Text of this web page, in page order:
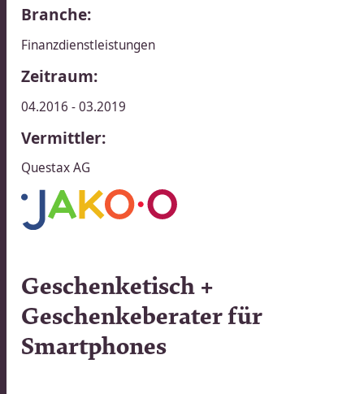
Branche:
Finanzdienstleistungen
Zeitraum:
04.2016 - 03.2019
Vermittler:
Questax AG​​​​‌ ‍ ​‍​‍‌‍ ‌ ​‍‌‍‍‌‌‍‌ ‌‍‍‌‌‍ ‍​‍​‍​ ‍‍​‍​‍‌ ​ ‌‍​‌‌‍ ‍‌‍‍‌‌ ‌​‌ ‍‌​‍ ‍‌‍‍‌‌‍ ​‍​‍​‍ ​​‍​‍‌‍‍​‌ ​‍‌‍‌‌‌‍‌‍​‍​‍​ ‍‍​‍​‍‌‍‍​‌ ‌​‌ ‌​‌ ​​‌ ​ ​ ‍‍​‍ ​‍ ‌ ​ ‌ ‌​‌ ‌‌‌‍‌​‌‍‍‌‌‍ ​‍ ‍‌ ​ ‌‍‌‌‌‍​‍‌‍​‌‌ ​ ‌ ‌​‌‍‍‌‌‍​‌‌‍ ‍​‍ ‌‌ ​ ‌‍ ‌‍‌‍‌ ‌​‌ ‌ ‌‍​‌‌ ​‍‌‍‌‌​‍ ‍‌‍‌​‌‍‌‌​‍ ‌‍‍‌‌‍ ‍‌ ‌​‌‍‌‌‌‍ ‍‌ ‌​​‍ ‌‍‌‌‌‍‌​‌‍‍‌‌ ‌​​‍ ‌‍ ‌‌‍ ‌‍‌​‌‍‌‌​ ‌‌ ​​‌ ​‍‌‍‌‌‌ ​ ‌‍‌‌‌‍ ‍‌ ‌​‌‍​‌‌ ‌​‌‍‍‌‌‍ ‌‍ ‍​ ‍ ‌‍‍‌‌‍‌​​ ‌‌‍‌‌​ ‌‌‌‍‌‍​ ‌‌​ ​‍​ ‍​​ ​​‌‍​‍​‍ ‌​ ‌‌​ ​‌​ ‌‌​ ‍‌​‍ ‌​ ‌​‌‍‌‍​ ‍‌​ ​ ​‍ ‌‌‍​‍‌‍​ ​ ​‌‌‍​ ​‍ ‌​ ‌‍‌‍​ ​ ‌​​ ​ ​ ‌​‌‍‌​‌‍​‍​ ‌‍‌‍‌‍‌‍‌‍‌‍​‌‌‍‌‌​ ‍ ‌ ‌​‌ ‍‌‌ ​​‌‍‌‌​ ‌‌‍​ ‌‍ ‌‍ ‌‌ ​​‌‍​‌‌‍ ‍‌ ‍‌​ ‍ ‌ ​​‌‍​‌‌ ‌​‌‍‍​​ ‌‌‍ ‍‌‍​‌‌‍ ‌‌‍‌‌​ ‌‍​‍‌‍​‌‌ ​ ‌‍‌‌‌‌‌‌‌ ​‍‌‍ ​​ ‌‌‍‍​‌ ‌​‌ ‌​‌ ​​‌ ​ ​‍‌‌​ ​ ‌​​‌​‍‌‌​ ​‍‌​‌‍​‍‌‌​ ​‍‌​‌‍‌ ​ ‌ ‌​‌ ‌‌‌‍‌​‌‍‍‌‌‍ ​‍ ‍‌ ​ ‌‍‌‌‌‍​‍‌‍​‌‌ ​ ‌ ‌​‌‍‍‌‌‍​‌‌‍ ‍​‍ ‌‌ ​ ‌‍ ‌‍‌‍‌ ‌​‌ ‌ ‌‍​‌‌ ​‍‌‍‌‌​‍ ‍‌‍‌​‌‍‌‌​‍‌‍‌‍‍‌‌‍‌​​ ‌‌‍‌‌​ ‌‌‌‍‌‍​ ‌‌​ ​‍​ ‍​​ ​​‌‍​‍​‍ ‌​ ‌‌​ ​‌​ ‌‌​ ‍‌​‍ ‌​ ‌​‌‍‌‍​ ‍‌​ ​ ​‍ ‌‌‍​‍‌‍​ ​ ​‌‌‍​ ​‍ ‌​ ‌‍‌‍​ ​ ‌​​ ​ ​ ‌​‌‍‌​‌‍​‍​ ‌‍‌‍‌‍‌‍‌‍‌‍​‌‌‍‌‌​‍‌‍‌ ‌​‌ ‍‌‌ ​​‌‍‌‌​ ‌‌‍​ ‌‍ ‌‍ ‌‌ ​​‌‍​‌‌‍ ‍‌ ‍‌​‍‌‍‌ ​​‌‍​‌‌ ‌​‌‍‍​​ ‌‌‍ ‍‌‍​‌‌‍ ‌‌‍‌‌​‍‌‍‌ ​​‌‍‌‌‌ ​‍‌ ​ ‌ ​​‌‍‌‌‌‍​ ‌ ‌​‌‍‍‌‌ ‌‍‌‍‌‌​ ‌‌ ​​‌ ‌‌‌‍​‍‌‍ ​‌‍‍‌‌ ​ ‌‍‍​‌‍‌‌‌‍‌​​‍​‍‌ ‌
Geschenketisch +
Geschenkeberater für
Smartphones​​​​‌ ‍ ​‍​‍‌‍ ‌ ​‍‌‍‍‌‌‍‌ ‌‍‍‌‌‍ ‍​‍​‍​ ‍‍​‍​‍‌ ​ ‌‍​‌‌‍ ‍‌‍‍‌‌ ‌​‌ ‍‌​‍ ‍‌‍‍‌‌‍ ​‍​‍​‍ ​​‍​‍‌‍‍​‌ ​‍‌‍‌‌‌‍‌‍​‍​‍​ ‍‍​‍​‍‌‍‍​‌ ‌​‌ ‌​‌ ​​‌ ​ ​ ‍‍​‍ ​‍ ‌ ​ ‌ ‌​‌ ‌‌‌‍‌​‌‍‍‌‌‍ ​‍ ‍‌ ​ ‌‍‌‌‌‍​‍‌‍​‌‌ ​ ‌ ‌​‌‍‍‌‌‍​‌‌‍ ‍​‍ ‌‌ ​ ‌‍ ‌‍‌‍‌ ‌​‌ ‌ ‌‍​‌‌ ​‍‌‍‌‌​‍ ‍‌‍‌​‌‍‌‌​‍ ‌‍‍‌‌‍ ‍‌ ‌​‌‍‌‌‌‍ ‍‌ ‌​​‍ ‌‍‌‌‌‍‌​‌‍‍‌‌ ‌​​‍ ‌‍ ‌‌‍ ‌‍‌​‌‍‌‌​ ‌‌ ​​‌ ​‍‌‍‌‌‌ ​ ‌‍‌‌‌‍ ‍‌ ‌​‌‍​‌‌ ‌​‌‍‍‌‌‍ ‌‍ ‍​ ‍ ‌‍‍‌‌‍‌​​ ‌​ ‌ ‌‍​‌‌‍‌‍​ ​ ​ ​ ​ ‌‍​ ‌​​ ‌‌​‍ ‌‌‍​‌​ ‌​​ ‍‌​ ‌ ​‍ ‌​ ‌​​ ‌​​ ​​​ ‍‌​‍ ‌‌‍​‌‌‍‌‍‌‍​ ​ ​‌​‍ ‌​ ​‍‌‍‌​​ ​‌​ ​‍‌‍‌‌‌‍​ ​ ​‍​ ​‍​ ‍‌​ ‌ ​ ‌​‌‍​ ​ ‍ ‌ ‌​‌ ‍‌‌ ​​‌‍‌‌​ ‌‌ ​​‌ ​‍‌‍ ‌‍‍‍‌‍‌‌‌‍​ ‌ ‌​​ ‍ ‌ ​​‌‍​‌‌ ‌​‌‍‍​​ ‌‌ ‌​‌‍‍‌‌ ‌​‌‍ ​‌‍‌‌​‍‌‌​ ‌‌‌​​‍‌‌ ‌‍‍ ‌‍‌‌‌ ‍‌​‍‌‌​ ​ ‌​‌​​‍‌‌​ ​ ‌​‌​​‍‌‌​ ​‍​ ​‍‌‍‌​‌‍‌‌​‍‌‌​ ​‍​ ​‍​‍‌‌​ ‌‌‌​‌​​‍ ‍‌ ‌‍‌‍​‌‌‍ ​‌ ‌‌‌‍‌‌​ ‌‍​‍‌‍​‌‌ ​ ‌‍‌‌‌‌‌‌‌ ​‍‌‍ ​​ ‌‌‍‍​‌ ‌​‌ ‌​‌ ​​‌ ​ ​‍‌‌​ ​ ‌​​‌​‍‌‌​ ​‍‌​‌‍​‍‌‌​ ​‍‌​‌‍‌ ​ ‌ ‌​‌ ‌‌‌‍‌​‌‍‍‌‌‍ ​‍ ‍‌ ​ ‌‍‌‌‌‍​‍‌‍​‌‌ ​ ‌ ‌​‌‍‍‌‌‍​‌‌‍ ‍​‍ ‌‌ ​ ‌‍ ‌‍‌‍‌ ‌​‌ ‌ ‌‍​‌‌ ​‍‌‍‌‌​‍ ‍‌‍‌​‌‍‌‌​‍‌‍‌‍‍‌‌‍‌​​ ‌​ ‌ ‌‍​‌‌‍‌‍​ ​ ​ ​ ​ ‌‍​ ‌​​ ‌‌​‍ ‌‌‍​‌​ ‌​​ ‍‌​ ‌ ​‍ ‌​ ‌​​ ‌​​ ​​​ ‍‌​‍ ‌‌‍​‌‌‍‌‍‌‍​ ​ ​‌​‍ ‌​ ​‍‌‍‌​​ ​‌​ ​‍‌‍‌‌‌‍​ ​ ​‍​ ​‍​ ‍‌​ ‌ ​ ‌​‌‍​ ​‍‌‍‌ ‌​‌ ‍‌‌ ​​‌‍‌‌​ ‌‌ ​​‌ ​‍‌‍ ‌‍‍‍‌‍‌‌‌‍​ ‌ ‌​​‍‌‍‌ ​​‌‍​‌‌ ‌​‌‍‍​​ ‌‌ ‌​‌‍‍‌‌ ‌​‌‍ ​‌‍‌‌​‍‌‌​ ‌‌‌​​‍‌‌ ‌‍‍ ‌‍‌‌‌ ‍‌​‍‌‌​ ​ ‌​‌​​‍‌‌​ ​ ‌​‌​​‍‌‌​ ​‍​ ​‍‌‍‌​‌‍‌‌​‍‌‌​ ​‍​ ​‍​‍‌‌​ ‌‌‌​‌​​‍ ‍‌ ‌‍‌‍​‌‌‍ ​‌ ‌‌‌‍‌‌​‍‌‍‌ ​​‌‍‌‌‌ ​‍‌ ​ ‌ ​​‌‍‌‌‌‍​ ‌ ‌​‌‍‍‌‌ ‌‍‌‍‌‌​ ‌‌ ​​‌ ‌‌‌‍​‍‌‍ ​‌‍‍‌‌ ​ ‌‍‍​‌‍‌‌‌‍‌​​‍​‍‌ ‌